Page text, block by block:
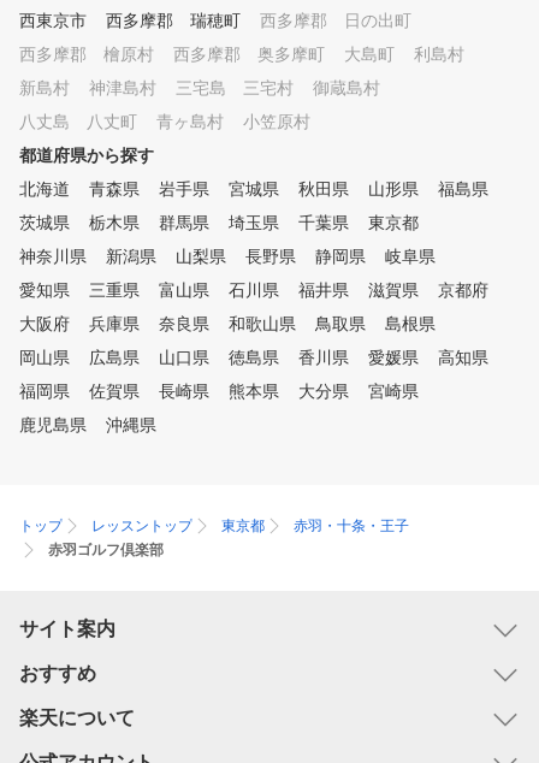
西東京市
西多摩郡 瑞穂町
西多摩郡 日の出町
西多摩郡 檜原村
西多摩郡 奥多摩町 大島町
利島村
新島村
神津島村 三宅島 三宅村
御蔵島村
八丈島 八丈町
青ヶ島村
小笠原村
都道府県から探す
北海道
青森県 岩手県 宮城県 秋田県 山形県
福島県
茨城県
栃木県 群馬県 埼玉県 千葉県
東京都
神奈川県
新潟県 山梨県 長野県 静岡県
岐阜県
愛知県
三重県 富山県 石川県 福井県 滋賀県
京都府
大阪府
兵庫県 奈良県 和歌山県 鳥取県
島根県
岡山県
広島県 山口県 徳島県 香川県 愛媛県
高知県
福岡県
佐賀県 長崎県 熊本県 大分県
宮崎県
鹿児島県
沖縄県
トップ レッスントップ 東京都
赤羽・十条・王子
赤羽ゴルフ倶楽部
サイト案内
おすすめ
楽天について